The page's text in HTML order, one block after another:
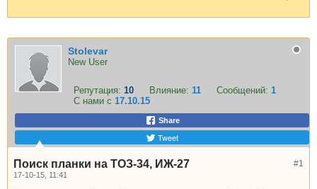
Stolevar
New User
Репутация: 10 Влияние: 11 Сообщений: 1
С нами с 17.10.15
Share
Tweet
#1
Поиск планки на ТОЗ-34, ИЖ-27
17-10-15, 11:41